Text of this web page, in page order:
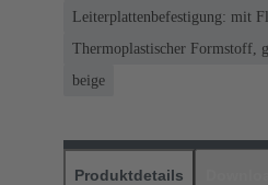
Leiterplattenbefestigung: mit
Thermoplastischer Formstoff,
beige
Produktdetails